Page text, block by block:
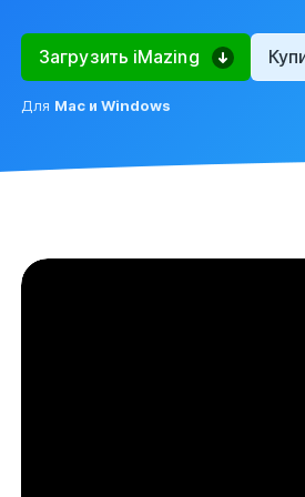
Загрузить iMazing
Для Mac и Windows